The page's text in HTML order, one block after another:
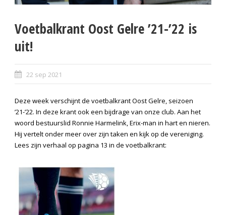
Voetbalkrant Oost Gelre ’21-’22 is
uit!
22 sep 2021
Deze week verschijnt de voetbalkrant Oost Gelre, seizoen
’21-’22. In deze krant ook een bijdrage van onze club. Aan het
woord bestuurslid Ronnie Harmelink, Erix-man in hart en nieren.
Hij vertelt onder meer over zijn taken en kijk op de vereniging.
Lees zijn verhaal op pagina 13 in de voetbalkrant: